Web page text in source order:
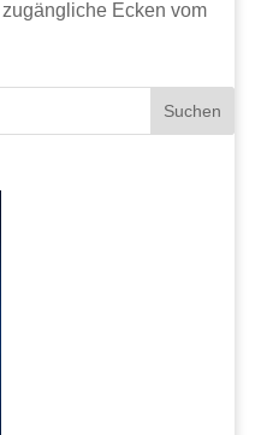
Ecken vom